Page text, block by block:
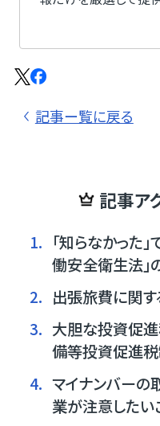
記事ー覧に戻る
記事ア
1. 「知らなかった
働安全衛生法
2. 出張旅費に関
3. 大胆な投資促
備等投資促進税
4. マイナンバーの
業が注意したい